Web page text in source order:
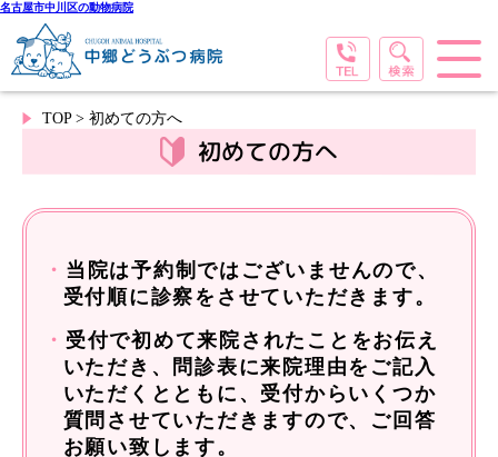
名古屋市中川区の動物病院
TOP> 初めての方へ
初めての方へ
・ 当院は予約制ではございませんので、
受付順に診察をさせていただきます。
・ 受付で初めて来院されたことをお伝え
いただき、問診表に来院理由をご記入
いただくとともに、受付からいくつか
質問させていただきますので、ご回答
お願い致します。